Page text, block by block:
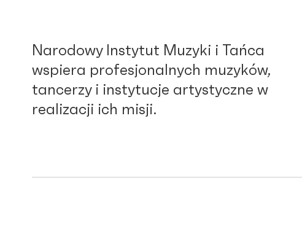
Narodowy Instytut Muzyki i Tańca
wspiera profesjonalnych muzyków,
tancerzy i instytucje artystyczne w
realizacji ich misji.